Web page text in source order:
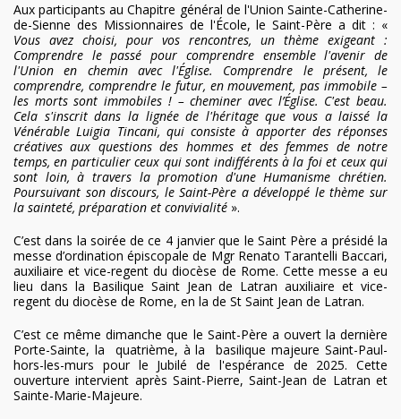
Aux participants au Chapitre général de l'Union Sainte-Catherine-
de-Sienne des Missionnaires de l'École, le Saint-Père a dit : «
Vous avez choisi, pour vos rencontres, un thème exigeant :
Comprendre le passé pour comprendre ensemble l'avenir de
l'Union en chemin avec l'Église. Comprendre le présent, le
comprendre, comprendre le futur, en mouvement, pas immobile –
les morts sont immobiles ! – cheminer avec l’Église. C'est beau.
Cela s'inscrit dans la lignée de l'héritage que vous a laissé la
Vénérable Luigia Tincani, qui consiste à apporter des réponses
créatives aux questions des hommes et des femmes de notre
temps, en particulier ceux qui sont indifférents à la foi et ceux qui
sont loin, à travers la promotion d'une Humanisme chrétien.
Poursuivant son discours, le Saint-Père a développé le thème sur
la sainteté, préparation et convivialité ».
C’est dans la soirée de ce 4 janvier que le Saint Père a présidé la
messe d’ordination épiscopale de Mgr Renato Tarantelli Baccari,
auxiliaire et vice-regent du diocèse de Rome. Cette messe a eu
lieu dans la Basilique Saint Jean de Latran auxiliaire et vice-
regent du diocèse de Rome, en la de St Saint Jean de Latran.
C’est ce même dimanche que le Saint-Père a ouvert la dernière
Porte-Sainte, la quatrième, à la basilique majeure Saint-Paul-
hors-les-murs pour le Jubilé de l'espérance de 2025. Cette
ouverture intervient après Saint-Pierre, Saint-Jean de Latran et
Sainte-Marie-Majeure.